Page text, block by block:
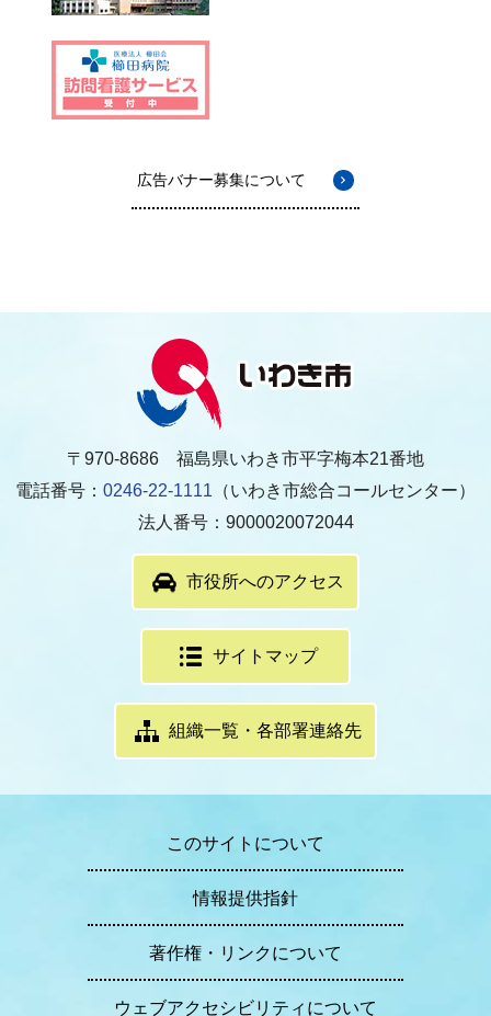
広告バナー募集について
〒970-8686 福島県いわき市平字梅本21番地
電話番号： 0246-22-1111 （いわき市総合コールセンター）
法人番号：9000020072044
市役所へのアクセス
サイトマップ
組織一覧・各部署連絡先
このサイトについて
情報提供指針
著作権・リンクについて
ウェブアクセシビリティについて